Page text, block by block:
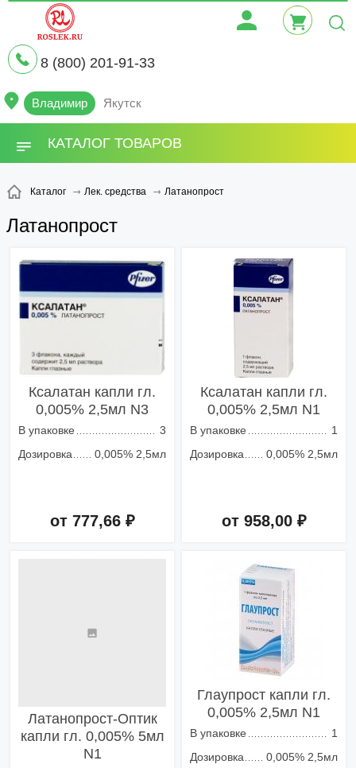
8 (800) 201-91-33
Владимир Якутск
КАТАЛОГ ТОВАРОВ
Каталог Лек. средства Латанопрост
Латанопрост
Ксалатан капли гл.
0,005% 2,5мл N3
В упаковке
3
Дозировка
0,005% 2,5мл
от 777,66 ₽
Ксалатан капли гл.
0,005% 2,5мл N1
В упаковке
1
Дозировка
0,005% 2,5мл
от 958,00 ₽
Латанопрост-Оптик
капли гл. 0,005% 5мл
N1
Глаупрост капли гл.
0,005% 2,5мл N1
В упаковке
1
Дозировка
0,005% 2,5мл